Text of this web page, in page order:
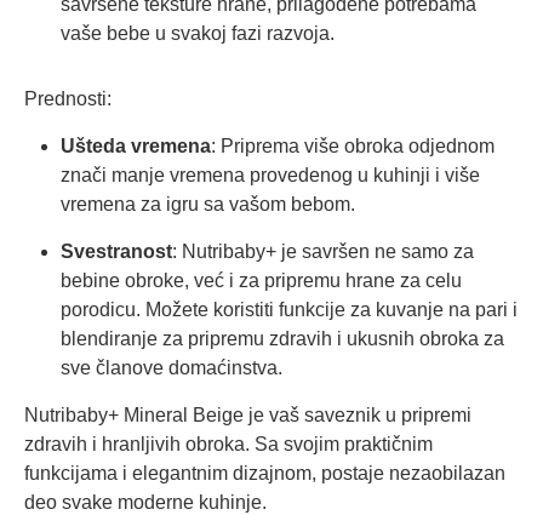
savršene teksture hrane, prilagođene potrebama
vaše bebe u svakoj fazi razvoja.
Prednosti:
Ušteda vremena: Priprema više obroka odjednom
znači manje vremena provedenog u kuhinji i više
vremena za igru sa vašom bebom.
Svestranost: Nutribaby+ je savršen ne samo za
bebine obroke, već i za pripremu hrane za celu
porodicu. Možete koristiti funkcije za kuvanje na pari i
blendiranje za pripremu zdravih i ukusnih obroka za
sve članove domaćinstva.
Nutribaby+ Mineral Beige je vaš saveznik u pripremi
zdravih i hranljivih obroka. Sa svojim praktičnim
funkcijama i elegantnim dizajnom, postaje nezaobilazan
deo svake moderne kuhinje.